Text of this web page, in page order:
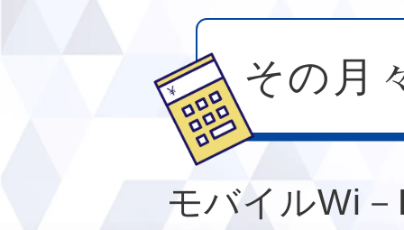
その月
モバイルWi